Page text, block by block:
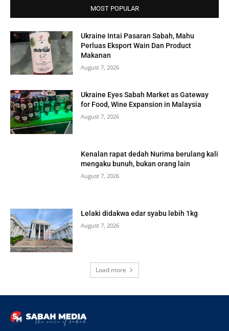
MOST POPULAR
Ukraine Intai Pasaran Sabah, Mahu
Perluas Eksport Wain Dan Product
Makanan
August 7, 2026
Ukraine Eyes Sabah Market as Gateway
for Food, Wine Expansion in Malaysia
August 7, 2026
Kenalan rapat dedah Nurima berulang kali
mengaku bunuh, bukan orang lain
August 7, 2026
Lelaki didakwa edar syabu lebih 1kg
August 7, 2026
Load more